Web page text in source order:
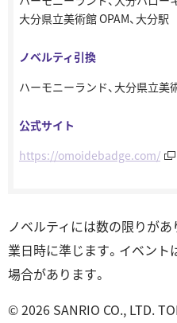
⼤分県⽴美術館 OPAM、⼤分駅
ノベルティ引換
ハーモニーランド、⼤分県⽴美
公式サイト
https://omoidebadge.com/
ノベルティには数の限りが
業⽇時に準じます。イベント
場合があります。
© 2026 SANRIO CO., LTD.